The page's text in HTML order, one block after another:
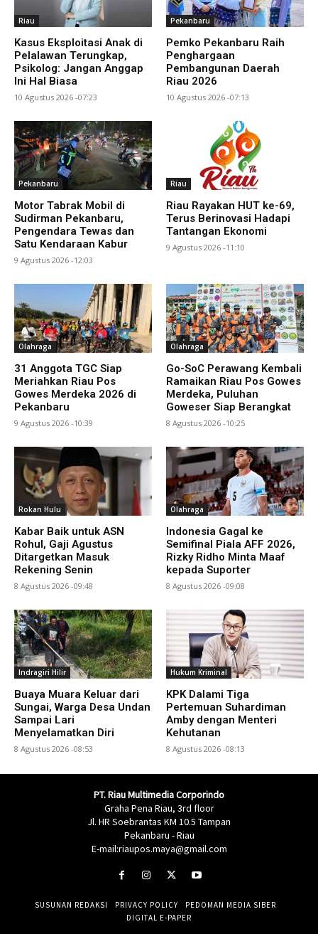
Riau
Kasus Eksploitasi Anak di
Pelalawan Terungkap,
Psikolog: Jangan Anggap
Ini Hal Biasa
10 Agustus 2026 -07:23
Pekanbaru
Pemko Pekanbaru Raih
Penghargaan
Pembangunan Daerah
Riau 2026
10 Agustus 2026 -07:13
Pekanbaru
Motor Tabrak Mobil di
Sudirman Pekanbaru,
Pengendara Tewas dan
Satu Kendaraan Kabur
9 Agustus 2026 -12:03
Riau
Riau Rayakan HUT ke-69,
Terus Berinovasi Hadapi
Tantangan Ekonomi
9 Agustus 2026 -11:10
Olahraga
31 Anggota TGC Siap
Meriahkan Riau Pos
Gowes Merdeka 2026 di
Pekanbaru
9 Agustus 2026 -10:39
Olahraga
Go-SoC Perawang Kembali
Ramaikan Riau Pos Gowes
Merdeka, Puluhan
Goweser Siap Berangkat
8 Agustus 2026 -10:25
Rokan Hulu
Kabar Baik untuk ASN
Rohul, Gaji Agustus
Ditargetkan Masuk
Rekening Senin
8 Agustus 2026 -09:48
Olahraga
Indonesia Gagal ke
Semifinal Piala AFF 2026,
Rizky Ridho Minta Maaf
kepada Suporter
8 Agustus 2026 -09:08
Indragiri Hilir
Buaya Muara Keluar dari
Sungai, Warga Desa Undan
Sampai Lari
Menyelamatkan Diri
8 Agustus 2026 -08:53
Hukum Kriminal
KPK Dalami Tiga
Pertemuan Suhardiman
Amby dengan Menteri
Kehutanan
8 Agustus 2026 -08:13
PT. Riau Multimedia Corporindo
Graha Pena Riau, 3rd floor
Jl. HR Soebrantas KM 10.5 Tampan
Pekanbaru - Riau
E-mail:riaupos.maya@gmail.com
SUSUNAN REDAKSI PRIVACY POLICY
PEDOMAN MEDIA SIBER
DIGITAL E-PAPER